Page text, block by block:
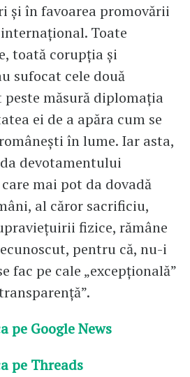
și în favoarea promovării
Toate
toată corupția și
sufocat cele două
măsură diplomația
ei de a apăra cum se
în lume. Iar asta,
devotamentului
mai pot da dovadă
al căror sacrificiu,
fizice, rămâne
pentru că, nu-i
fac pe cale „excepțională”
pe Google News
pe Threads